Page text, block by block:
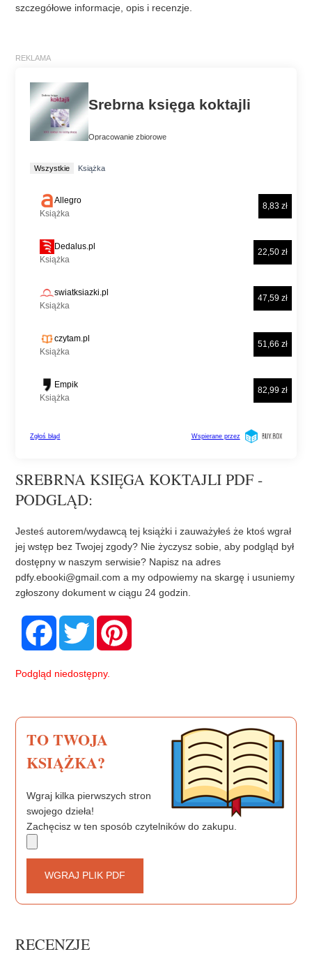
szczegółowe informacje, opis i recenzje.
SREBRNA KSIĘGA KOKTAJLI PDF -
PODGLĄD:
Jesteś autorem/wydawcą tej książki i zauważyłeś że ktoś wgrał
jej wstęp bez Twojej zgody? Nie życzysz sobie, aby podgląd był
dostępny w naszym serwisie? Napisz na adres
pdfy.ebooki@gmail.com a my odpowiemy na skargę i usuniemy
zgłoszony dokument w ciągu 24 godzin.
F
o
T
w
e
Podgląd niedostępny.
TO TWOJA
KSIĄŻKA?
Wgraj kilka pierwszych stron
swojego dzieła!
Zachęcisz w ten sposób czytelników do zakupu.
WGRAJ PLIK PDF
RECENZJE